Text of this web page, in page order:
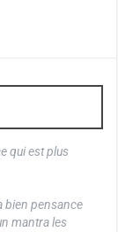
qui est plus
bien pensance
mantra les